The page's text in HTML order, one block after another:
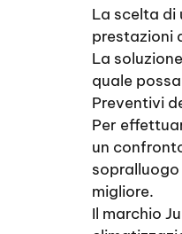
La scelta di
prestazioni
La
quale
Preventivi
Per
un
migliore.
Il marchio